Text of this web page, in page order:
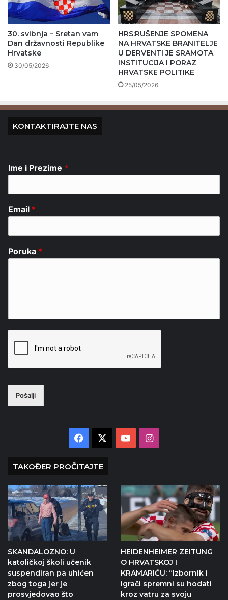
30. svibnja – Sretan vam
Dan državnosti Republike
Hrvatske
30/05/2026
HRS:RUŠENJE SPOMENA
NA HRVATSKE BRANITELJE
U DERVENTI JE SRAMOTA
INSTITUCIJA I PORAZ
HRVATSKE POLITIKE
25/05/2026
KONTAKTIRAJTE NAS
Ime i Prezime *
Email *
Poruka *
Pošalji
Facebook YouTubeInstagram
TAKOĐER PROČITAJTE
SKANDALOZNO: U
katoličkoj školi učenik
suspendiran pa uhićen
zbog toga jer je
prosvjedovao što
HEIDENHEIMER ZEITUNG
O HRVATSKOJ I
KRAMARIĆU: “Izbornik i
igrači spremni su hodati
kroz vatru za svoju